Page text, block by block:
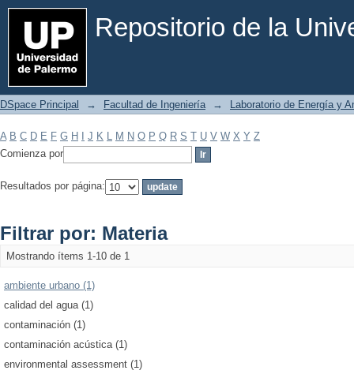
Repositorio de la
Filtrar por: Materia
DSpace Principal → Facultad de Ingeniería → Laboratorio de Energía y
A B C D E F G H J K L M N O P Q R S T U V W X Y Z
Comienza por
Resultados por página:
Filtrar por: Materia
Mostrando ítems 1-10 de 1
ambiente urbano (1)
calidad del agua (1)
contaminación (1)
contaminación acústica (1)
environmental assessment (1)